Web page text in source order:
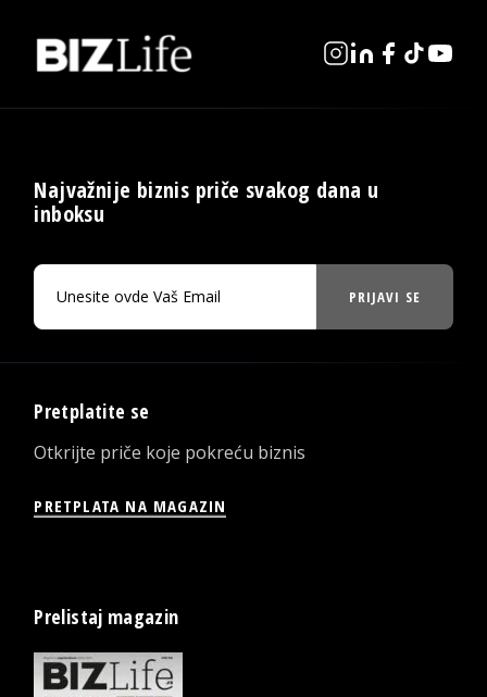
Najvažnije biznis priče svakog dana u
inboksu
PRIJAVI SE
Pretplatite se
Otkrijte priče koje pokreću biznis
PRETPLATA NA MAGAZIN
Prelistaj magazin